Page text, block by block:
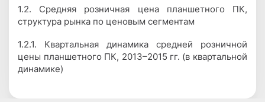
1.2. Средняя розничная цена планшетного ПК,
структура рынка по ценовым сегментам
1.2.1. Квартальная динамика средней розничной
цены планшетного ПК, 2013–2015 гг. (в квартальной
динамике)